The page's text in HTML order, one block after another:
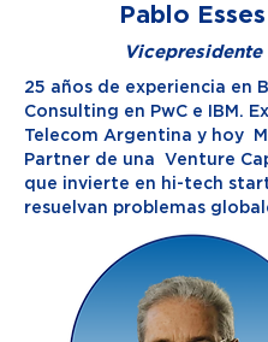
Pablo Esses
Vicepresidente
25 años de experiencia en
Consulting en PwC e IBM.
Telecom Argentina y hoy
Partner de una Venture
que invierte en hi-tech
resuelvan problemas